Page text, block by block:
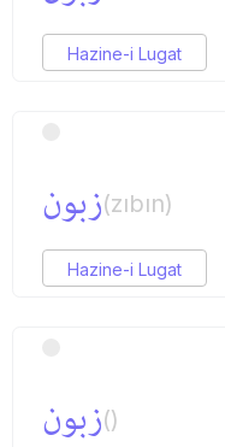
Hazine-i Lugat
زبون(zıbın)
Hazine-i Lugat
زبون()